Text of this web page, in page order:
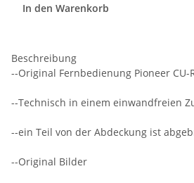
In den Warenkorb
Beschreibung
--Original Fernbedienung Pioneer CU-
--Technisch in einem einwandfreien
--ein Teil von der Abdeckung ist
--Original Bilder